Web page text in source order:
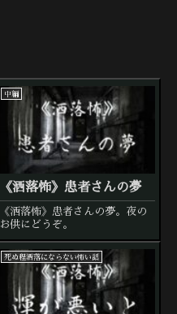
中編
《洒落怖》患者さんの夢
《洒落怖》患者さんの夢。夜の
お供にどうぞ。
死ぬ程洒落にならない怖い話